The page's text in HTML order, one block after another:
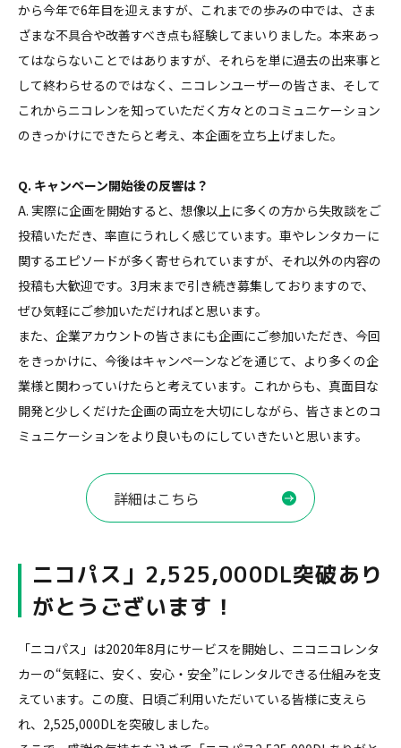
から今年で6年目を迎えますが、これまでの歩みの中では、さま
ざまな不具合や改善すべき点も経験してまいりました。本来あっ
てはならないことではありますが、それらを単に過去の出来事と
して終わらせるのではなく、ニコレンユーザーの皆さま、そして
これからニコレンを知っていただく方々とのコミュニケーション
のきっかけにできたらと考え、本企画を立ち上げました。
Q. キャンペーン開始後の反響は？
A. 実際に企画を開始すると、想像以上に多くの方から失敗談をご
投稿いただき、率直にうれしく感じています。車やレンタカーに
関するエピソードが多く寄せられていますが、それ以外の内容の
投稿も大歓迎です。3月末まで引き続き募集しておりますので、
ぜひ気軽にご参加いただければと思います。
また、企業アカウントの皆さまにも企画にご参加いただき、今回
をきっかけに、今後はキャンペーンなどを通じて、より多くの企
業様と関わっていけたらと考えています。これからも、真面目な
開発と少しくだけた企画の両立を大切にしながら、皆さまとのコ
ミュニケーションをより良いものにしていきたいと思います。
詳細はこちら
ニコパス」2,525,000DL突破あり
がとうございます！
「ニコパス」は2020年8月にサービスを開始し、ニコニコレンタ
カーの“気軽に、安く、安心・安全”にレンタルできる仕組みを支
えています。この度、日頃ご利用いただいている皆様に支えら
れ、2,525,000DLを突破しました。